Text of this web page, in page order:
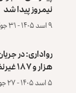
نیمروز پیدا شد
۹ اسد ۱۴۰۵ - ۳۱ جولای ۲۰۲۶
رواداری: در
هزار و ۱۸۷ غیرنظامی کشته و زخمی شده‌اند
۵ اسد ۱۴۰۵ - ۲۷ جولای ۲۰۲۶